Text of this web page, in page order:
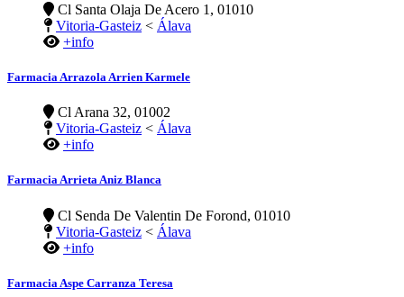
Cl Santa Olaja De Acero 1, 01010
Vitoria-Gasteiz < Álava
+info
Farmacia Arrazola Arrien Karmele
Cl Arana 32, 01002
Vitoria-Gasteiz < Álava
+info
Farmacia Arrieta Aniz Blanca
Cl Senda De Valentin De Forond, 01010
Vitoria-Gasteiz < Álava
+info
Farmacia Aspe Carranza Teresa